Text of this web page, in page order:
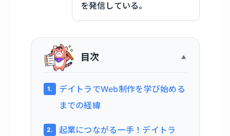
を発信している。
目次
デイトラでWeb制作を学び始める
までの経緯
起業につながる一手！デイトラ